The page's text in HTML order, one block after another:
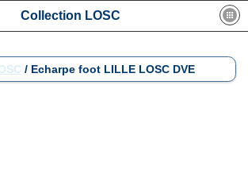
Collection LOSC
/ Echarpe foot LILLE LOSC DVE